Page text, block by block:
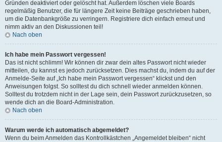
Gründen deaktiviert oder gelöscht hat. Außerdem löschen viele Boards
regelmäßig Benutzer, die für längere Zeit keine Beiträge geschrieben haben,
um die Datenbankgröße zu verringern. Registriere dich einfach erneut und
nimm aktiv an den Diskussionen teil!
Nach oben
Ich habe mein Passwort vergessen!
Das ist nicht schlimm! Wir können dir zwar dein altes Passwort nicht wieder
mitteilen, du kannst es jedoch zurücksetzen. Dies machst du, indem du auf der
Anmelde-Seite auf „Ich habe mein Passwort vergessen“ klickst und den
Anweisungen folgst. So solltest du dich schnell wieder anmelden können.
Solltest du trotzdem nicht in der Lage sein, dein Passwort zurückzusetzen, so
wende dich an die Board-Administration.
Nach oben
Warum werde ich automatisch abgemeldet?
Wenn du beim Anmelden das Kontrollkästchen „Angemeldet bleiben“ nicht